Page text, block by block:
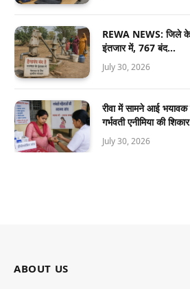
REWA NEWS: जिले
इंतजार में, 767 बंद…
July 30, 2026
रीवा में सामने आई
गर्भवती एनीमिया की
July 30, 2026
ABOUT US